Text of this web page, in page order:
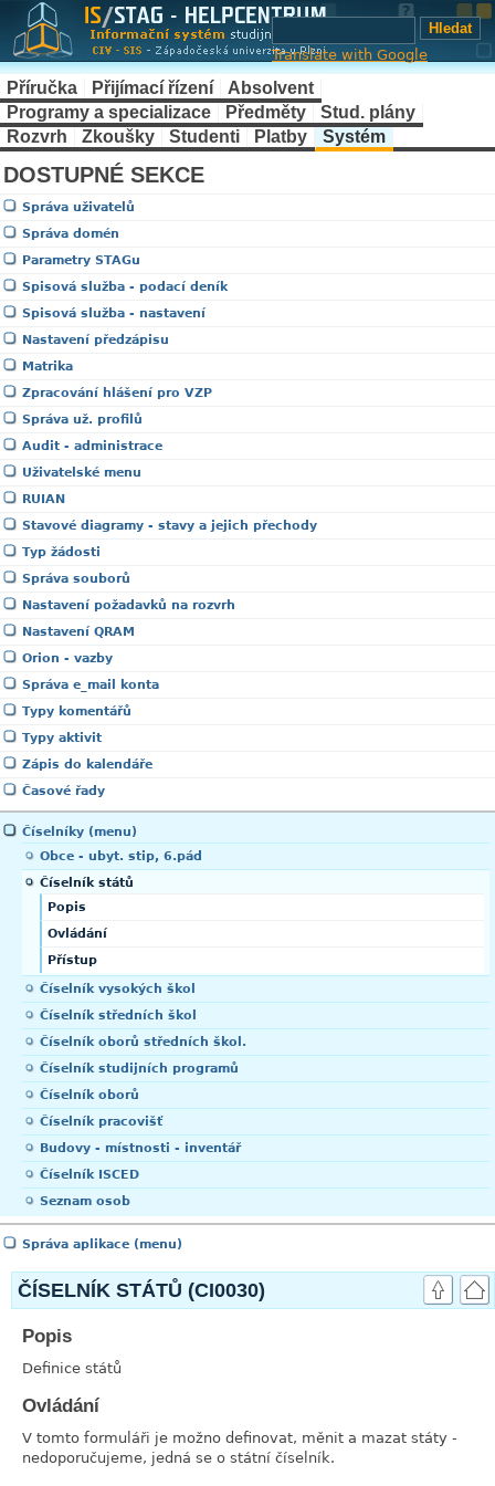
Translate with Google
Příručka Přijímací řízení
Absolvent
Programy a specializace
Předměty
Stud. plány
Rozvrh
Zkoušky Studenti Platby Systém
DOSTUPNÉ SEKCE
Správa uživatelů
Správa domén
Parametry STAGu
Spisová služba - podací deník
Spisová služba - nastavení
Nastavení předzápisu
Matrika
Zpracování hlášení pro VZP
Správa už. profilů
Audit - administrace
Uživatelské menu
RUIAN
Stavové diagramy - stavy a jejich přechody
Typ žádosti
Správa souborů
Nastavení požadavků na rozvrh
Nastavení QRAM
Orion - vazby
Správa e_mail konta
Typy komentářů
Typy aktivit
Zápis do kalendáře
Časové řady
Číselníky (menu)
Obce - ubyt. stip, 6.pád
Číselník států
Popis
Ovládání
Přístup
Číselník vysokých škol
Číselník středních škol
Číselník oborů středních škol.
Číselník studijních programů
Číselník oborů
Číselník pracovišť
Budovy - místnosti - inventář
Číselník ISCED
Seznam osob
Správa aplikace (menu)
ČÍSELNÍK STÁTŮ (CI0030)
Popis
Definice států
Ovládání
V tomto formuláři je možno definovat, měnit a mazat státy -
nedoporučujeme, jedná se o státní číselník.